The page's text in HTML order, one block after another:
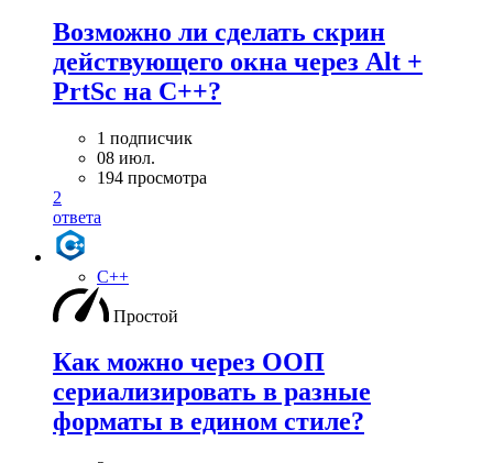
Возможно ли сделать скрин
действующего окна через Alt +
PrtSc на С++?
1 подписчик
08 июл.
194 просмотра
2
ответа
C++
Простой
Как можно через ООП
сериализировать в разные
форматы в едином стиле?